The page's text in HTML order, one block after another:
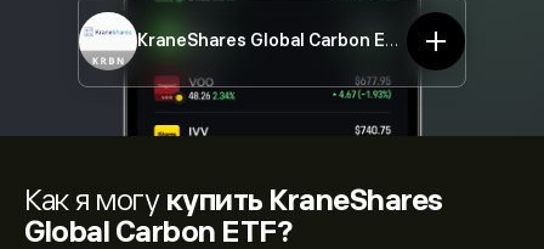
KraneShares Global Carbon ETF KRBN
Как я могу купить KraneShares
Global Carbon ETF?